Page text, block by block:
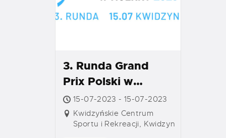
3. Runda Grand
Prix Polski w
Mölkky 2023 –
Kwidzyn
15-07-2023 - 15-07-2023
Kwidzyńskie Centrum
Sportu i Rekreacji, Kwidzyn